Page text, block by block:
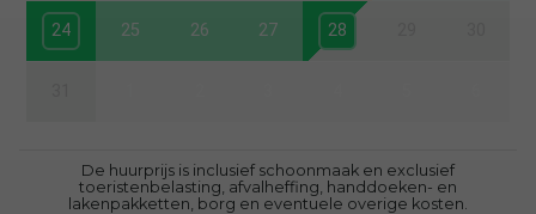
24 25 26 27 28
De huurprijs is inclusief schoonmaak en exclusief
toeristenbelasting, afvalheffing, handdoeken- en
lakenpakketten, borg en eventuele overige kosten.